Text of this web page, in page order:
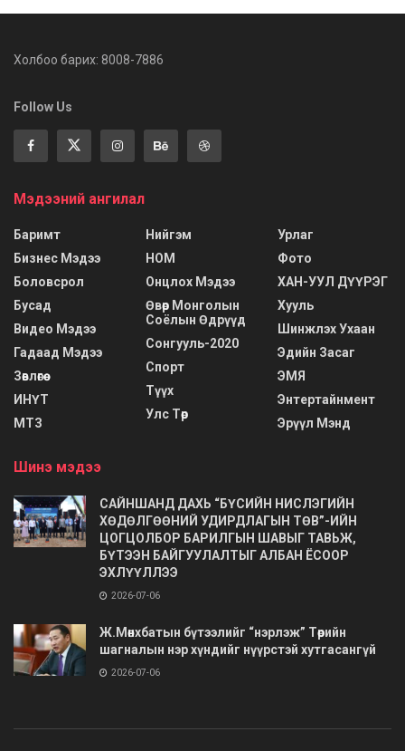
Холбоо барих: 8008-7886
Follow Us
Мэдээний ангилал
Баримт
Бизнес Мэдээ
Боловсрол
Бусад
Видео Мэдээ
Гадаад Мэдээ
Зөвлөгөө
ИНҮТ
МТЗ
Нийгэм
НОМ
Онцлох Мэдээ
Өвөр Монголын
Соёлын Өдрүүд
Сонгууль-2020
Спорт
Түүх
Улс Төр
Урлаг
Фото
ХАН-УУЛ ДҮҮРЭГ
Хууль
Шинжлэх Ухаан
Эдийн Засаг
ЭМЯ
Энтертайнмент
Эрүүл Мэнд
Шинэ мэдээ
САЙНШАНД ДАХЬ “БҮСИЙН НИСЛЭГИЙН
ХӨДӨЛГӨӨНИЙ УДИРДЛАГЫН ТӨВ”-ИЙН
ЦОГЦОЛБОР БАРИЛГЫН ШАВЫГ ТАВЬЖ,
БҮТЭЭН БАЙГУУЛАЛТЫГ АЛБАН ЁСООР
ЭХЛҮҮЛЛЭЭ
2026-07-06
Ж.Мөнхбатын бүтээлийг “нэрлэж” Төрийн
шагналын нэр хүндийг нүүрстэй хутгасангүй
2026-07-06